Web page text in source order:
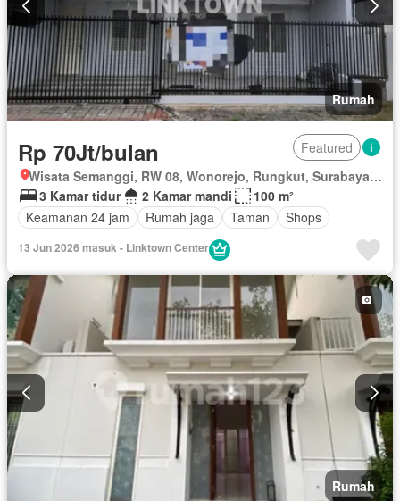
Rumah
Rp 70Jt/bulan
Featured
Wisata Semanggi, RW 08, Wonorejo, Rungkut, Surabaya, Jawa Timur
3 Kamar tidur
2 Kamar mandi
100 m²
Keamanan 24 jam
Rumah jaga Taman Shops
13 Jun 2026 masuk - Linktown Center
Rumah